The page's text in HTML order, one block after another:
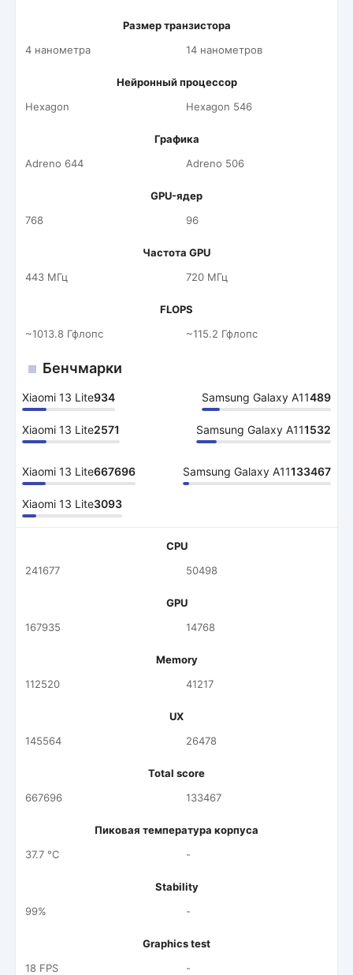
Размер транзистора
4 нанометра
14 нанометров
Нейронный процессор
Hexagon
Hexagon 546
Графика
Adreno 644
Adreno 506
GPU-ядер
768
96
Частота GPU
443 МГц
720 МГц
FLOPS
~1013.8 Гфлопс
~115.2 Гфлопс
Бенчмарки
Xiaomi 13 Lite934 Samsung Galaxy A11489
Xiaomi 13 Lite2571 Samsung Galaxy A111532
Xiaomi 13 Lite667696 Samsung Galaxy A11133467
Xiaomi 13 Lite3093
CPU
241677
50498
GPU
167935
14768
Memory
112520
41217
UX
145564
26478
Total score
667696
133467
Пиковая температура корпуса
37.7 °C
-
Stability
99%
-
Graphics test
18 FPS
-